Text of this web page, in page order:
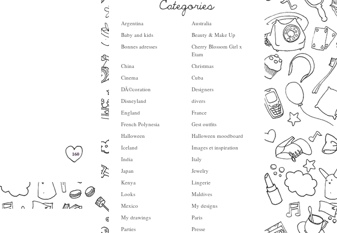
Argentina
Australia
Baby and kids
Beauty & Make Up
Bonnes adresses
Cherry Blossom Girl x
Etam
China
Christmas
Cinema
Cuba
DÃ©coration
Designers
Disneyland
divers
England
France
French Polynesia
Gest outfits
Halloween
Halloween moodboard
Iceland
Images et inspiration
India
Italy
Japan
Jewelry
Kenya
Lingerie
Looks
Maldives
Mexico
My designs
My drawings
Paris
Parties
Presse
160